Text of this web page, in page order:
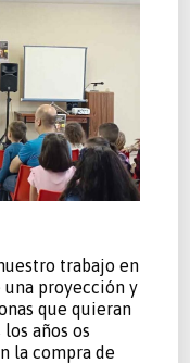
trabajo en
una proyección y
que quieran
años os
la compra de